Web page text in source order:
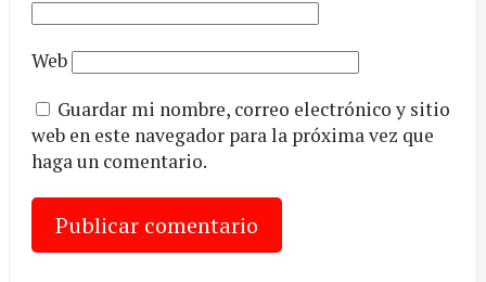
Web
Guardar mi nombre, correo electrónico y sitio
web en este navegador para la próxima vez que
haga un comentario.